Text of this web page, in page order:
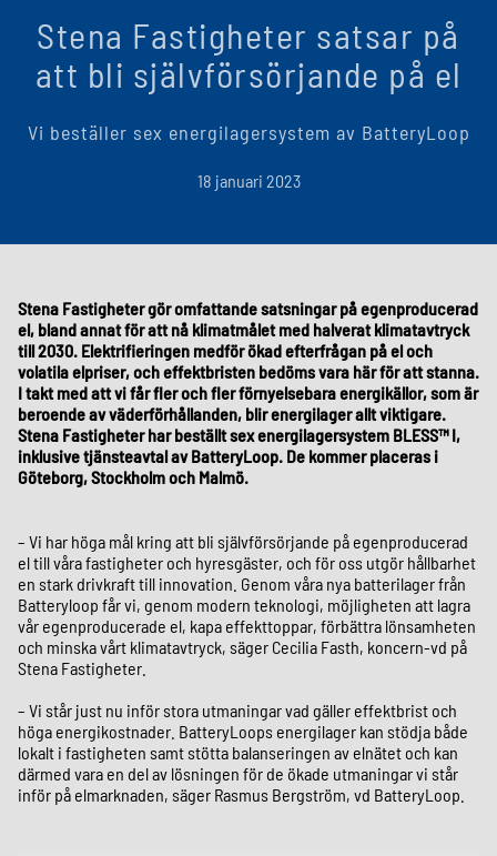
Stena Fastigheter satsar på
att bli självförsörjande på el
Vi beställer sex energilagersystem av BatteryLoop
18 januari 2023
Stena Fastigheter gör omfattande satsningar på egenproducerad
el, bland annat för att nå klimatmålet med halverat klimatavtryck
till 2030. Elektrifieringen medför ökad efterfrågan på el och
volatila elpriser, och effektbristen bedöms vara här för att stanna.
I takt med att vi får fler och fler förnyelsebara energikällor, som är
beroende av väderförhållanden, blir energilager allt viktigare.
Stena Fastigheter har beställt sex energilagersystem BLESS™ I,
inklusive tjänsteavtal av BatteryLoop. De kommer placeras i
Göteborg, Stockholm och Malmö.
– Vi har höga mål kring att bli självförsörjande på egenproducerad
el till våra fastigheter och hyresgäster, och för oss utgör hållbarhet
en stark drivkraft till innovation. Genom våra nya batterilager från
Batteryloop får vi, genom modern teknologi, möjligheten att lagra
vår egenproducerade el, kapa effekttoppar, förbättra lönsamheten
och minska vårt klimatavtryck, säger Cecilia Fasth, koncern-vd på
Stena Fastigheter.
– Vi står just nu inför stora utmaningar vad gäller effektbrist och
höga energikostnader. BatteryLoops energilager kan stödja både
lokalt i fastigheten samt stötta balanseringen av elnätet och kan
därmed vara en del av lösningen för de ökade utmaningar vi står
inför på elmarknaden, säger Rasmus Bergström, vd BatteryLoop.